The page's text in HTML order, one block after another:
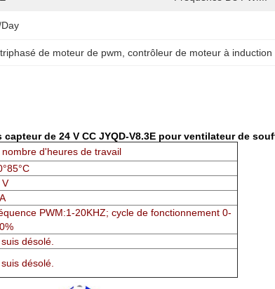
day
de moteur de pwm , contrôleur de moteur à
de 24 V CC JYQD-V8.3E pour ventilateur de
nombre d'heures de travail
V
PWM:1-20KHZ; cycle de fonctionnement 0-
désolé.
désolé.